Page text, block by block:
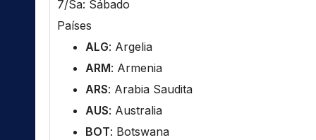
7/Sa: Sábado
Países
ALG: Argelia
ARM: Armenia
ARS: Arabia Saudita
AUS: Australia
BOT: Botswana